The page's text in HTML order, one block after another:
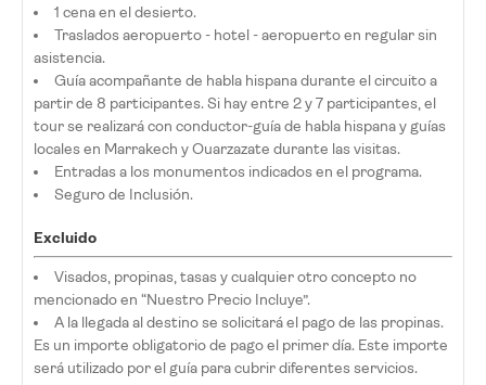
1 cena en el desierto.
Traslados aeropuerto - hotel - aeropuerto en regular sin
asistencia.
Guía acompañante de habla hispana durante el circuito a
partir de 8 participantes. Si hay entre 2 y 7 participantes, el
tour se realizará con conductor-guía de habla hispana y guías
locales en Marrakech y Ouarzazate durante las visitas.
Entradas a los monumentos indicados en el programa.
Seguro de Inclusión.
Excluido
Visados, propinas, tasas y cualquier otro concepto no
mencionado en “Nuestro Precio Incluye”.
A la llegada al destino se solicitará el pago de las propinas.
Es un importe obligatorio de pago el primer día. Este importe
será utilizado por el guía para cubrir diferentes servicios.